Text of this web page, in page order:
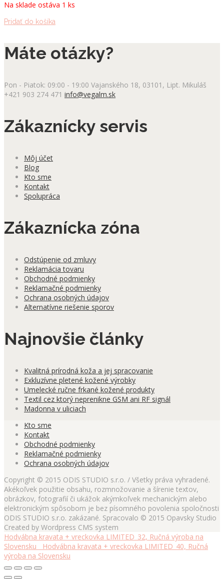
Na sklade ostáva 1 ks
Pridať do košíka
Máte otázky?
Pon - Piatok: 09:00 - 19:00 Vajanského 18, 03101, Lipt. Mikuláš
+421 903 274 471 info@vegalm.sk
Zákaznícky servis
Môj účet
Blog
Kto sme
Kontakt
Spolupráca
Zákaznícka zóna
Odstúpenie od zmluvy
Reklamácia tovaru
Obchodné podmienky
Reklamačné podmienky
Ochrana osobných údajov
Alternatívne riešenie sporov
Najnovšie články
Kvalitná prírodná koža a jej spracovanie
Exkluzívne pletené kožené výrobky
Umelecké ručne frkané kožené produkty
Textil cez ktorý neprenikne GSM ani RF signál
Madonna v uliciach
Kto sme
Kontakt
Obchodné podmienky
Reklamačné podmienky
Ochrana osobných údajov
Copyright © 2015 ODIS STUDIO s.r.o. / Všetky práva vyhradené.
Akékoľvek použitie obsahu, rozmnožovanie a šírenie textov,
obrázkov, fotografií či ukážok akýmkoľvek mechanickým alebo
elektronickým spôsobom je bez písomného povolenia spoločnosti
ODIS STUDIO s.r.o. zakázané. Spracovalo © 2015 Opavsky Studio
Created by Wordpress CMS system
Hodvábna kravata + vreckovka LIMITED_32, Ručná výroba na
Slovensku
Hodvábna kravata + vreckovka LIMITED_40, Ručná
výroba na Slovensku